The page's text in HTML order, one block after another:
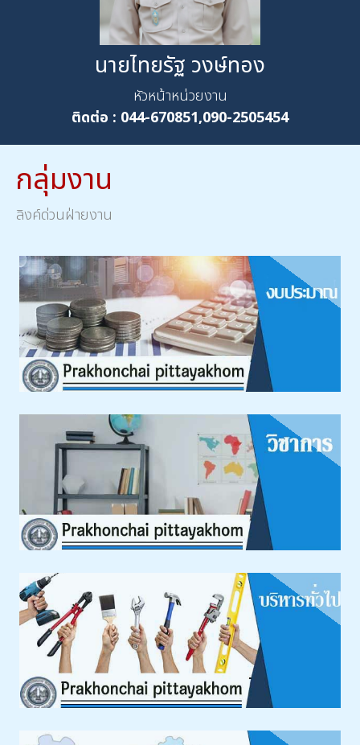
นายไทยรัฐ วงษ์ทอง
หัวหน้าหน่วยงาน
ติดต่อ : 044-670851,090-2505454
กลุ่มงาน
ลิงค์ด่วนฝ่ายงาน